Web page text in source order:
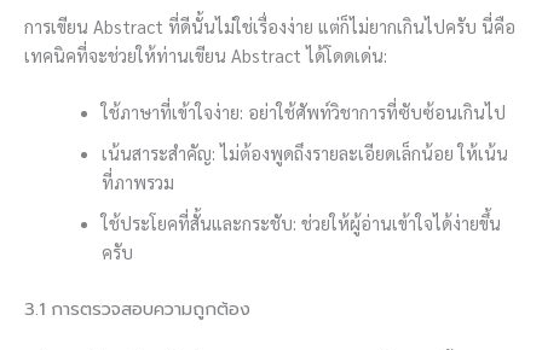
การเขียน Abstract ที่ดีนั้นไม่ใช่เรื่องง่าย แต่ก็ไม่ยากเกินไปครับ นี่คือ
เทคนิคที่จะช่วยให้ท่านเขียน Abstract ได้โดดเด่น:
ใช้ภาษาที่เข้าใจง่าย: อย่าใช้ศัพท์วิชาการที่ซับซ้อนเกินไป
เน้นสาระสำคัญ: ไม่ต้องพูดถึงรายละเอียดเล็กน้อย ให้เน้น
ที่ภาพรวม
ใช้ประโยคที่สั้นและกระชับ: ช่วยให้ผู้อ่านเข้าใจได้ง่ายขึ้น
ครับ
3.1 การตรวจสอบความถูกต้อง